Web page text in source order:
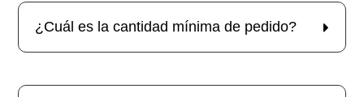
¿Cuál es la cantidad mínima de pedido?